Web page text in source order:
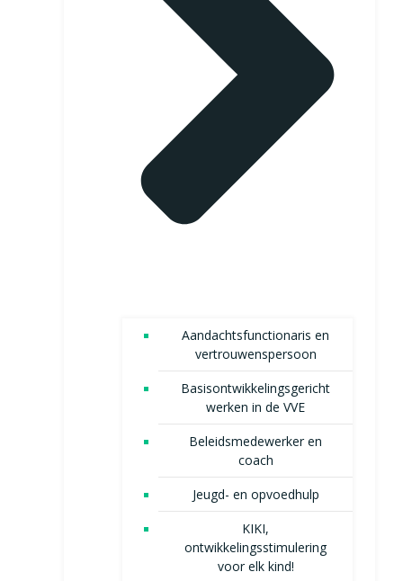
Aandachtsfunctionaris en
vertrouwenspersoon
Basisontwikkelingsgericht
werken in de VVE
Beleidsmedewerker en
coach
Jeugd- en opvoedhulp
KIKI,
ontwikkelingsstimulering
voor elk kind!